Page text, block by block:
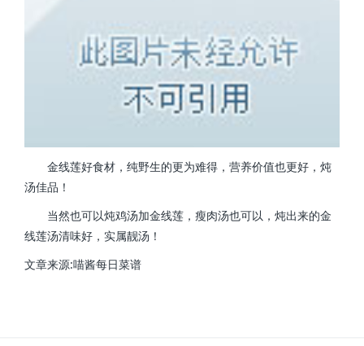
金线莲好食材，纯野生的更为难得，营养价值也更好，炖
汤佳品！
当然也可以炖鸡汤加金线莲，瘦肉汤也可以，炖出来的金
线莲汤清味好，实属靓汤！
文章来源:喵酱每日菜谱